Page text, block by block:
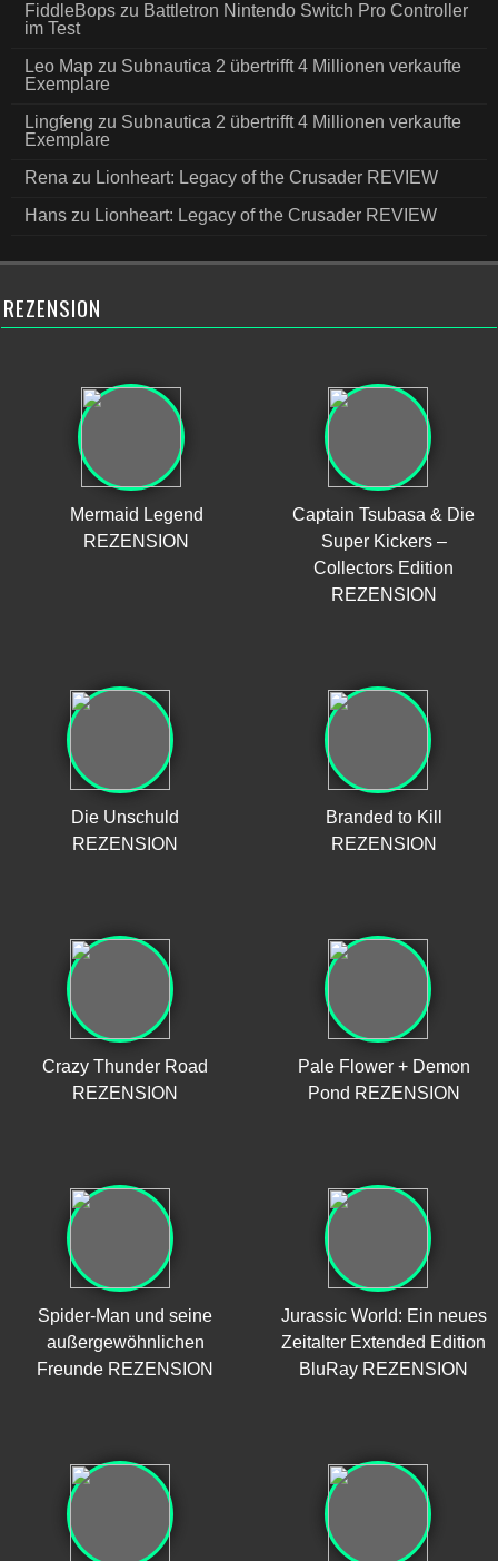
FiddleBops zu Battletron Nintendo Switch Pro Controller
im Test
Leo Map zu Subnautica 2 übertrifft 4 Millionen verkaufte
Exemplare
Lingfeng zu Subnautica 2 übertrifft 4 Millionen verkaufte
Exemplare
Rena zu Lionheart: Legacy of the Crusader REVIEW
Hans zu Lionheart: Legacy of the Crusader REVIEW
REZENSION
Mermaid Legend
REZENSION
Captain Tsubasa & Die
Super Kickers –
Collectors Edition
REZENSION
Die Unschuld
REZENSION
Branded to Kill
REZENSION
Crazy Thunder Road
REZENSION
Pale Flower + Demon
Pond REZENSION
Spider-Man und seine
außergewöhnlichen
Freunde REZENSION
Jurassic World: Ein neues
Zeitalter Extended Edition
BluRay REZENSION